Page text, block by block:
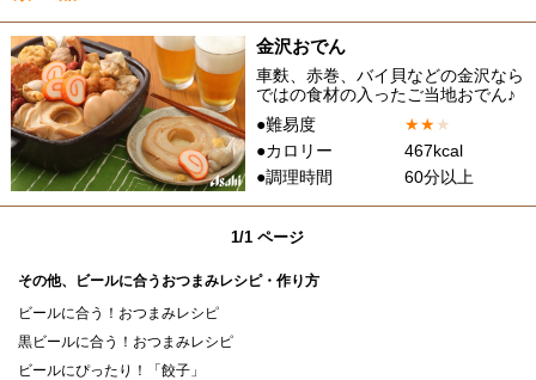
金沢おでん
車麩、赤巻、バイ貝などの金沢なら
ではの食材の入ったご当地おでん♪
●難易度
★★★
●カロリー
467kcal
●調理時間
60分以上
1/1 ページ
その他、ビールに合うおつまみレシピ・作り方
ビールに合う！おつまみレシピ
黒ビールに合う！おつまみレシピ
ビールにぴったり！「餃子」